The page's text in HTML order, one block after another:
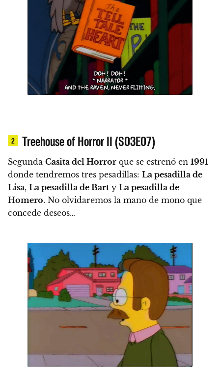
2 Treehouse of Horror II (S03E07)
Segunda Casita del Horror que se estrenó en 1991
donde tendremos tres pesadillas: La pesadilla de
Lisa, La pesadilla de Bart y La pesadilla de
Homero. No olvidaremos la mano de mono que
concede deseos…